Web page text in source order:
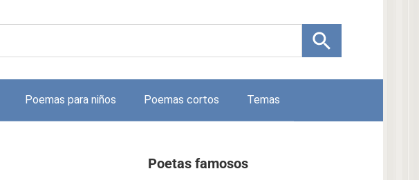
Poemas para niños Poemas cortos Temas
Poetas famosos